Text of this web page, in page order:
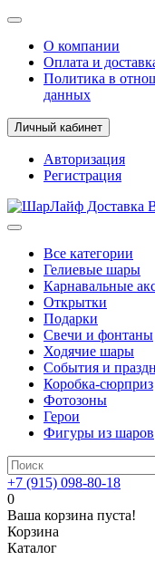
О компании
Оплата и
Политика в
данных
Личный кабинет
Авторизация
Регистрация
Все категории
Гелиевые шары
Карнавальные
Открытки
Подарки
Свечи и фонтаны
Ходячие шары
События и
Коробка-сюрприз
Фотозоны
Герои
Фигуры из шаров
+7 (915) 098-80-18
0
Ваша корзина пуста!
Корзина
Каталог